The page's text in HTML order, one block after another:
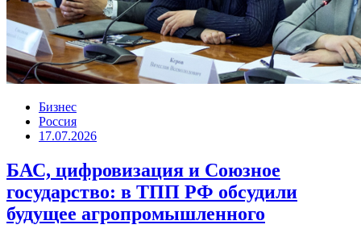
Бизнес
Россия
17.07.2026
БАС, цифровизация и Союзное
государство: в ТПП РФ обсудили
будущее агропромышленного